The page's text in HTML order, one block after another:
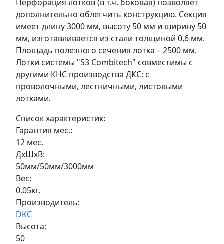
Перфорация лотков (в т.ч. боковая) позволяет
дополнительно облегчить конструкцию. Секция
имеет длину 3000 мм, высоту 50 мм и ширину 50
мм, изготавливается из стали толщиной 0,6 мм.
Площадь полезного сечения лотка – 2500 мм.
Лотки системы "S3 Combitech" совместимы с
другими КНС производства ДКС: с
проволочными, лестничными, листовыми
лотками.
Список характеристик:
Гарантия мес.:
12 мес.
ДxШxВ:
50мм/50мм/3000мм
Вес:
0.05кг.
Производитель:
DKC
Высота:
50